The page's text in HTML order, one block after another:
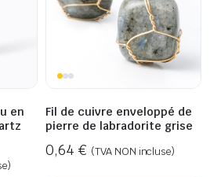
en
Fil de cuivre enveloppé de
pierre de labradorite grise
0,64 € (TVA NON incluse)